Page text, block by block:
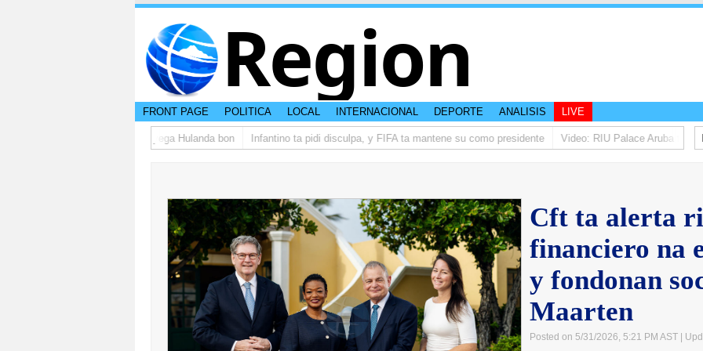
Region
FRONT PAGE POLITICA LOCAL INTERNACIONAL DEPORTE ANALISIS LIVE
di studiantenan di Aruba a yega Hulanda bon Infantino ta pidi disculpa, y FIFA ta mantene su como presidente Video: RIU Palace Aruba ta
Cft ta alerta
financiero na
y fondonan
Maarten
Posted on 5/31/2026, 5:21 PM AST |